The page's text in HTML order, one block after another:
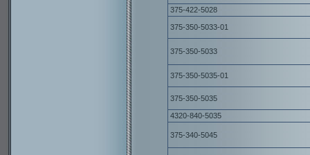
375-422-5028
375-350-5033-01
375-350-5033
375-350-5035-01
375-350-5035
4320-840-5035
375-340-5045